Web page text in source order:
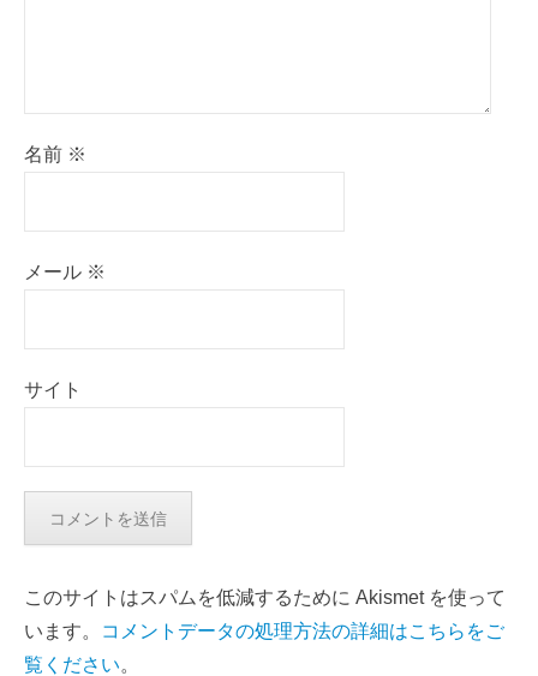
名前 ※
メール ※
サイト
このサイトはスパムを低減するために Akismet を使って
います。
コメントデータの処理方法の詳細はこちらをご
覧ください。